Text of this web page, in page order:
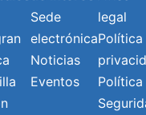
Sede
electrónica
Noticias
Eventos
legal
Política
Política